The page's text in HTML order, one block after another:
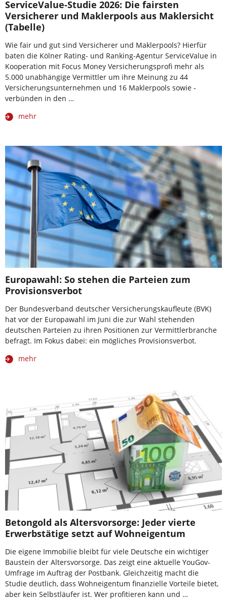
ServiceValue-Studie 2026: Die fairsten
Versicherer und Maklerpools aus Maklersicht
(Tabelle)
Wie fair und gut sind Versicherer und Maklerpools? Hierfür
baten die Kölner Rating- und Ranking-Agentur ServiceValue in
Kooperation mit Focus Money Versicherungsprofi mehr als
5.000 unabhängige Vermittler um ihre Meinung zu 44
Versicherungsunternehmen und 16 Maklerpools sowie -
verbünden in den …
mehr
Europawahl: So stehen die Parteien zum
Provisionsverbot
Der Bundesverband deutscher Versicherungskaufleute (BVK)
hat vor der Europawahl im Juni die zur Wahl stehenden
deutschen Parteien zu ihren Positionen zur Vermittlerbranche
befragt. Im Fokus dabei: ein mögliches Provisionsverbot.
mehr
Betongold als Altersvorsorge: Jeder vierte
Erwerbstätige setzt auf Wohneigentum
Die eigene Immobilie bleibt für viele Deutsche ein wichtiger
Baustein der Altersvorsorge. Das zeigt eine aktuelle YouGov-
Umfrage im Auftrag der Postbank. Gleichzeitig macht die
Studie deutlich, dass Wohneigentum finanzielle Vorteile bietet,
aber kein Selbstläufer ist. Wer profitieren kann und …